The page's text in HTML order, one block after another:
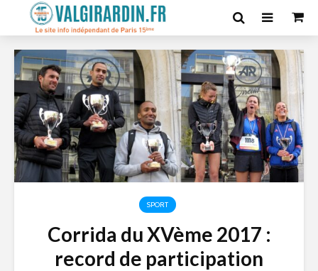
SPORT
Corrida du XVème 2017 :
record de participation